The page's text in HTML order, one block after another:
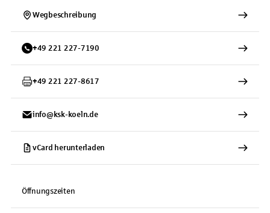
Wegbeschreibung
+49 221 227-7190
+49 221 227-8617
info@ksk-koeln.de
vCard herunterladen
Öffnungszeiten